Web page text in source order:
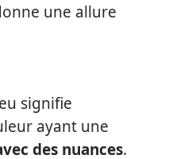
une allure
signifie
ayant une
des nuances.